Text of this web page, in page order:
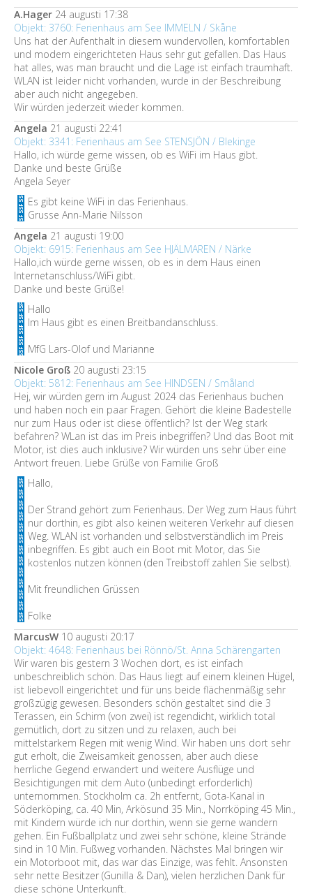
A.Hager 24 augusti 17:38
Objekt: 3760: Ferienhaus am See IMMELN / Skåne
Uns hat der Aufenthalt in diesem wundervollen, komfortablen
und modern eingerichteten Haus sehr gut gefallen. Das Haus
hat alles, was man braucht und die Lage ist einfach traumhaft.
WLAN ist leider nicht vorhanden, wurde in der Beschreibung
aber auch nicht angegeben.
Wir würden jederzeit wieder kommen.
Angela 21 augusti 22:41
Objekt: 3341: Ferienhaus am See STENSJÖN / Blekinge
Hallo, ich würde gerne wissen, ob es WiFi im Haus gibt.
Danke und beste Grüße
Angela Seyer
Es gibt keine WiFi in das Ferienhaus.
Grusse Ann-Marie Nilsson
Angela 21 augusti 19:00
Objekt: 6915: Ferienhaus am See HJÄLMAREN / Närke
Hallo,ich würde gerne wissen, ob es in dem Haus einen
Internetanschluss/WiFi gibt.
Danke und beste Grüße!
Hallo
Im Haus gibt es einen Breitbandanschluss.
MfG Lars-Olof und Marianne
Nicole Groß 20 augusti 23:15
Objekt: 5812: Ferienhaus am See HINDSEN / Småland
Hej, wir würden gern im August 2024 das Ferienhaus buchen
und haben noch ein paar Fragen. Gehört die kleine Badestelle
nur zum Haus oder ist diese öffentlich? Ist der Weg stark
befahren? WLan ist das im Preis inbegriffen? Und das Boot mit
Motor, ist dies auch inklusive? Wir würden uns sehr über eine
Antwort freuen. Liebe Grüße von Familie Groß
Hallo,
Der Strand gehört zum Ferienhaus. Der Weg zum Haus führt
nur dorthin, es gibt also keinen weiteren Verkehr auf diesen
Weg. WLAN ist vorhanden und selbstverständlich im Preis
inbegriffen. Es gibt auch ein Boot mit Motor, das Sie
kostenlos nutzen können (den Treibstoff zahlen Sie selbst).
Mit freundlichen Grüssen
Folke
MarcusW 10 augusti 20:17
Objekt: 4648: Ferienhaus bei Rönnö/St. Anna Schärengarten
Wir waren bis gestern 3 Wochen dort, es ist einfach
unbeschreiblich schön. Das Haus liegt auf einem kleinen Hügel,
ist liebevoll eingerichtet und für uns beide flächenmäßig sehr
großzügig gewesen. Besonders schön gestaltet sind die 3
Terassen, ein Schirm (von zwei) ist regendicht, wirklich total
gemütlich, dort zu sitzen und zu relaxen, auch bei
mittelstarkem Regen mit wenig Wind. Wir haben uns dort sehr
gut erholt, die Zweisamkeit genossen, aber auch diese
herrliche Gegend erwandert und weitere Ausflüge und
Besichtigungen mit dem Auto (unbedingt erforderlich)
unternommen. Stockholm ca. 2h entfernt, Gota-Kanal in
Söderköping, ca. 40 Min, Arkösund 35 Min., Norrköping 45 Min.,
mit Kindern würde ich nur dorthin, wenn sie gerne wandern
gehen. Ein Fußballplatz und zwei sehr schöne, kleine Strände
sind in 10 Min. Fußweg vorhanden. Nächstes Mal bringen wir
ein Motorboot mit, das war das Einzige, was fehlt. Ansonsten
sehr nette Besitzer (Gunilla & Dan), vielen herzlichen Dank für
diese schöne Unterkunft.